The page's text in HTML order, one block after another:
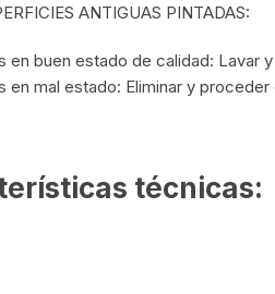
ANTIGUAS PINTADAS:
en buen estado de calidad: Lavar
en mal estado: Eliminar y
técnicas: